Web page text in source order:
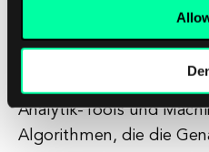
der vorausschauenden
vielversprechend aus.
Analytik-Tools und
Algorithmen, die die